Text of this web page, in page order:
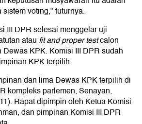
voting," tuturnya.
III DPR selesai menggelar uji
atau fit and proper testcalon
KPK. Komisi III DPR sudah
KPK terpilih.
dan lima Dewas KPK terpilih di
kompleks parlemen, Senayan,
Rapat dipimpin oleh Ketua Komisi
dan pimpinan Komisi III DPR